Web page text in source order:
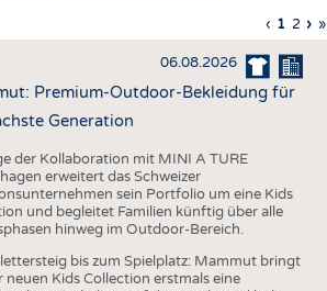
FAKTEN
STATISTICS
TERMINE
Seite
‹
Seite
1 Seite
2 › »
06.08.2026
Premium-Outdoor-Bekleidung für
Generation
der Kollaboration mit MINI A TURE
erweitert das Schweizer
sein Portfolio um eine Kids
und begleitet Familien künftig über alle
hinweg im Outdoor-Bereich.
bis zum Spielplatz: Mammut bringt
neuen Kids Collection erstmals eine